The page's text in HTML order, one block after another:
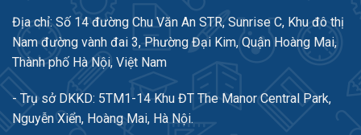
Địa chỉ: Số 14 đường Chu Văn An STR, Sunrise C, Khu đô thị
Nam đường vành đai 3, Phường Đại Kim, Quận Hoàng Mai,
Thành phố Hà Nội, Việt Nam
- Trụ sở DKKD: 5TM1-14 Khu ĐT The Manor Central Park,
Nguyễn Xiển, Hoàng Mai, Hà Nội.